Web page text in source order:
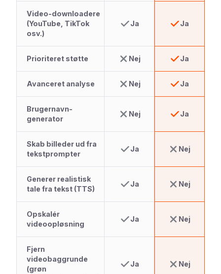
Video-downloadere
(YouTube, TikTok
osv.)
Ja Ja
Prioriteret støtte Nej Ja
Avanceret analyse Nej Ja
Brugernavn-
generator
Nej Ja
Skab billeder ud fra
tekstprompter
Ja Nej
Generer realistisk
tale fra tekst (TTS)
Ja Nej
Opskalér
videoopløsning
Ja Nej
Fjern
videobaggrunde
(grøn
Ja Nej